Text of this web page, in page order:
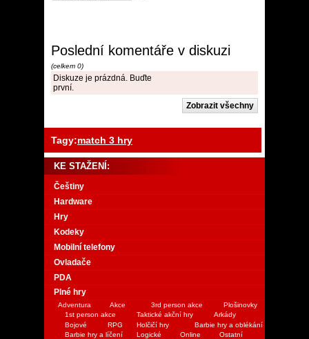
Poslední komentáře v diskuzi
(celkem 0)
Diskuze je prázdná. Buďte
první.
Tagy:match 3 hry
KE STAŽENÍ:
Češtiny
Hardware
Hry
Kodeky
Mobilní telefony
Ovladače
PDA
Plné hry
Adventura Akce 3rd person akce
Plošinovky
1st person akce
Taktické akční hry
Arkády
Bojové
RPG Holčičí hry
Barbie hry a oblékání
Barbie hry a líčení
Logické Online
Ostatní